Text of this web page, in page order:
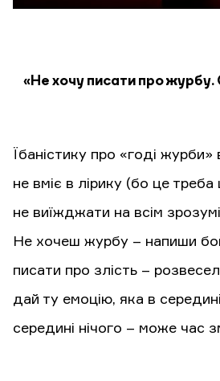
«Не хочу писати про журбу.
Їбаністику про «годі журби»
не вміє в лірику (бо це
не виїжджати на всім
Не хочеш журбу – напиши
писати про злість –
дай ту емоцію, яка в
середині нічого – може час